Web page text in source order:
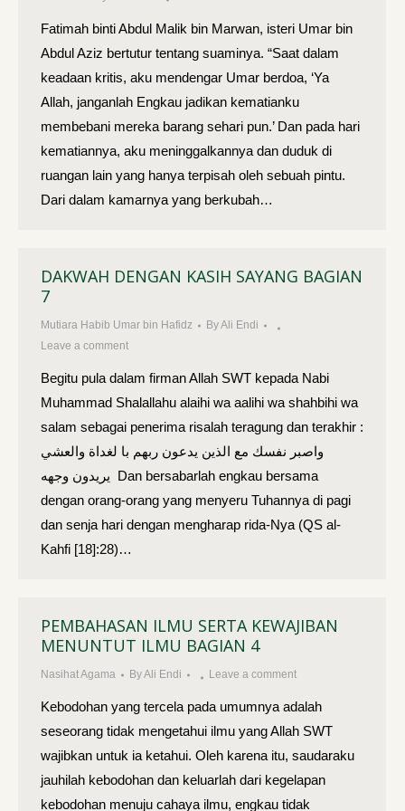
Fatimah binti Abdul Malik bin Marwan, isteri Umar bin
Abdul Aziz bertutur tentang suaminya. “Saat dalam
keadaan kritis, aku mendengar Umar berdoa, ‘Ya
Allah, janganlah Engkau jadikan kematianku
membebani mereka barang sehari pun.’ Dan pada hari
kematiannya, aku meninggalkannya dan duduk di
ruangan lain yang hanya terpisah oleh sebuah pintu.
Dari dalam kamarnya yang berkubah…
DAKWAH DENGAN KASIH SAYANG BAGIAN
7
Mutiara Habib Umar bin Hafidz ByAli Endi
Leave a comment
Begitu pula dalam firman Allah SWT kepada Nabi
Muhammad Shalallahu alaihi wa aalihi wa shahbihi wa
salam sebagai penerima risalah teragung dan terakhir :
واصبر نفسك مع الذين يدعون ربهم با لغداة والعشي
يريدون وجهه Dan bersabarlah engkau bersama
dengan orang-orang yang menyeru Tuhannya di pagi
dan senja hari dengan mengharap rida-Nya (QS al-
Kahfi [18]:28)…
PEMBAHASAN ILMU SERTA KEWAJIBAN
MENUNTUT ILMU BAGIAN 4
Nasihat Agama ByAli Endi Leave a comment
Kebodohan yang tercela pada umumnya adalah
seseorang tidak mengetahui ilmu yang Allah SWT
wajibkan untuk ia ketahui. Oleh karena itu, saudaraku
jauhilah kebodohan dan keluarlah dari kegelapan
kebodohan menuju cahaya ilmu, engkau tidak